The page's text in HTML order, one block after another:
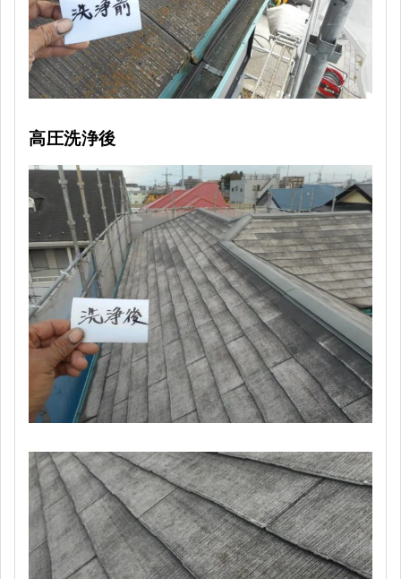
高圧洗浄後